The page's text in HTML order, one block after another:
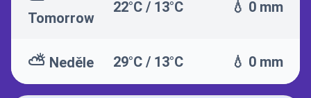
Tomorrow
22°C / 13°C 💧 0 mm
⛅ Neděle 29°C / 13°C 💧 0 mm